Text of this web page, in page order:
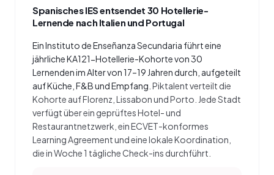
Spanisches IES entsendet 30 Hotellerie-
Lernende nach Italien und Portugal
Ein Instituto de Enseñanza Secundaria führt eine
jährliche KA121-Hotellerie-Kohorte von 30
Lernenden im Alter von 17–19 Jahren durch, aufgeteilt
auf Küche, F&B und Empfang. Piktalent verteilt die
Kohorte auf Florenz, Lissabon und Porto. Jede Stadt
verfügt über ein geprüftes Hotel- und
Restaurantnetzwerk, ein ECVET-konformes
Learning Agreement und eine lokale Koordination,
die in Woche 1 tägliche Check-ins durchführt.